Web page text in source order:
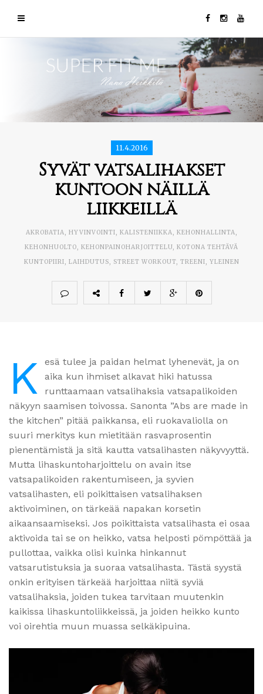
11.4.2016
Syvät vatsalihakset
kuntoon näillä
liikkeillä
AKROBATIA, HYVINVOINTI, KALISTENIIKKA, KEHONHALLINTA,
KEHONHUOLTO, KEHONPAINOHARJOITTELU, KOTONA TEHTÄVÄ
KUNTOPIIRI, LAIHDUTUS, STREET WORKOUT, TREENI, YLEINEN
K
esä tulee ja paidan helmat lyhenevät, ja on
aika kun ihmiset alkavat hiki hatussa
runttaamaan vatsalihaksia vatsapalikoiden
näkyyn saamisen toivossa. Sanonta ”Abs are made in
the kitchen” pitää paikkansa, eli ruokavaliolla on
suuri merkitys kun mietitään rasvaprosentin
pienentämistä ja sitä kautta vatsalihasten näkyvyyttä.
Mutta lihaskuntoharjoittelu on avain itse
vatsapalikoiden rakentumiseen, ja syvien
vatsalihasten, eli poikittaisen vatsalihaksen
aktivoiminen, on tärkeää napakan korsetin
aikaansaamiseksi. Jos poikittaista vatsalihasta ei osaa
aktivoida tai se on heikko, vatsa helposti pömpöttää ja
pullottaa, vaikka olisi kuinka hinkannut
vatsarutistuksia ja suoraa vatsalihasta. Tästä syystä
onkin erityisen tärkeää harjoittaa niitä syviä
vatsalihaksia, joiden tukea tarvitaan muutenkin
kaikissa lihaskuntoliikkeissä, ja joiden heikko kunto
voi oirehtia muun muassa selkäkipuina.